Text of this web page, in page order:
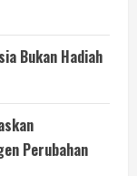
Bukan Hadiah
Perubahan